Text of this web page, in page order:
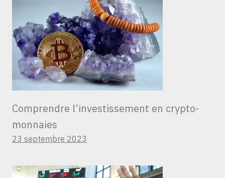
Comprendre l’investissement en crypto-
monnaies
23 septembre 2023